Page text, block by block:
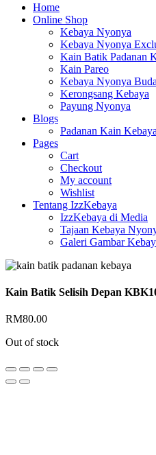
Home
Online Shop
Kebaya Nyonya
Kebaya Nyonya
Kain Batik Padanan
Kain Pareo
Kebaya Nyonya
Kerongsang Kebaya
Payung Nyonya
Blogs
Padanan Kain
Pages
Cart
Checkout
My account
Wishlist
Tentang IzzKebaya
IzzKebaya di Media
Tajaan Kebaya
Galeri Gambar
Kain Batik Selisih Depan
RM80.00
Out of stock